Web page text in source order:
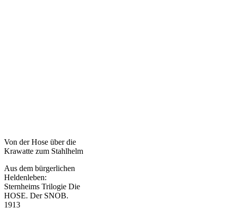
Von der Hose über die
Krawatte zum Stahlhelm
Aus dem bürgerlichen
Heldenleben:
Sternheims Trilogie Die
HOSE. Der SNOB.
1913